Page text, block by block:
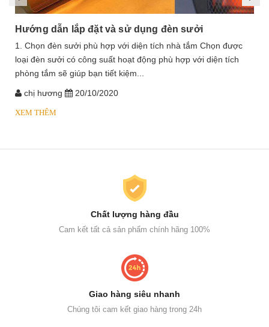
Hướng dẫn lắp đặt và sử dụng đèn sưởi
1. Chọn đèn sưởi phù hợp với diện tích nhà tắm Chọn được
loại đèn sưởi có công suất hoạt động phù hợp với diện tích
phòng tắm sẽ giúp bạn tiết kiệm...
chị hương 20/10/2020
XEM THÊM
Chất lượng hàng đầu
Cam kết tất cả sản phẩm chính hãng 100%
Giao hàng siêu nhanh
Chúng tôi cam kết giao hàng trong 24h